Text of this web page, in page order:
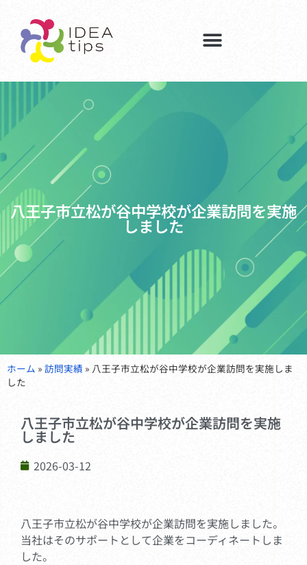
八王子市立松が谷中学校が企業訪問を実施
しました
ホーム » 訪問実績 » 八王子市立松が谷中学校が企業訪問を実施しま
した
八王子市立松が谷中学校が企業訪問を実施
しました
2026-03-12
八王子市立松が谷中学校が企業訪問を実施しました。
当社はそのサポートとして企業をコーディネートしま
した。